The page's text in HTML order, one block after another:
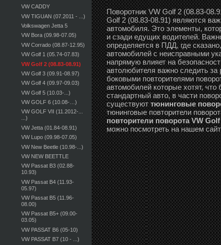
VW CADDY
VW TIGUAN (07.2011 - ...)
Volkswagen Jetta 5
VW Bora (09.98-07.05)
VW Corrado (08.87-12.95)
VW Golf 1 (05.74-07.83)
VW Golf 2 (08.83-08.91)
VW Golf 3 (09.91-08.97)
VW Golf 4 (09.97-09.03)
VW Golf 5 (10.03-...)
VW GOLF 6 (10.08-…)
VW GOLF VII (11.2012-...
...)
VW Jetta (01.84-08.91)
VW Lupo (09.98-07.05)
VW New Beetle (10.98-...)
VW NEW BEETTLE
VW Passat B3 (02.88-
10.93)
VW Passat B4 (11.93-
05.97)
VW Passat B5 (11.96-
08.00)
VW Passat B5+ (09.00-
03.05)
VW PASSAT B6 (05-10)
VW PASSAT B7 (10 - ...)
Поворотник VW Golf 2 (08.83-
Golf 2 (08.83-08.91) являются
автомобиля. Это элементы,
и сзади едущих водителей.
определяется в ПДД, где
автомобилей с неисправными
напрямую влияет на
автолюбителя важно следить за
боковыми повторителями
автомобилей которые хотят,
стандартный авто, в части
существуюттюнинговые
тюнинговые повторители
повторители поворота VW
можно посмотреть на нашем